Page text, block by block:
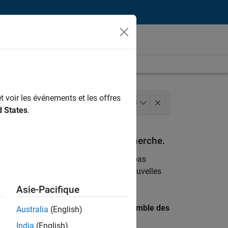
de produits 3
à vos critères de recherche.
. Si malgré tout vous ne trouvez pas
pour vous tenir au courant des nouvelles
par lieu pour trouver l’ensemble des
voir les événements et les offres
States.
Asie-Pacifique
Australia (English)
India (English)